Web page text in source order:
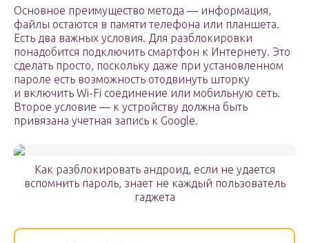
Основное преимущество метода — информация,
файлы остаются в памяти телефона или планшета.
Есть два важных условия. Для разблокировки
понадобится подключить смартфон к Интернету. Это
сделать просто, поскольку даже при установленном
пароле есть возможность отодвинуть шторку
и включить Wi-Fi соединение или мобильную сеть.
Второе условие — к устройству должна быть
привязана учетная запись к Google.
Как разблокировать андроид, если не удается
вспомнить пароль, знает не каждый пользователь
гаджета